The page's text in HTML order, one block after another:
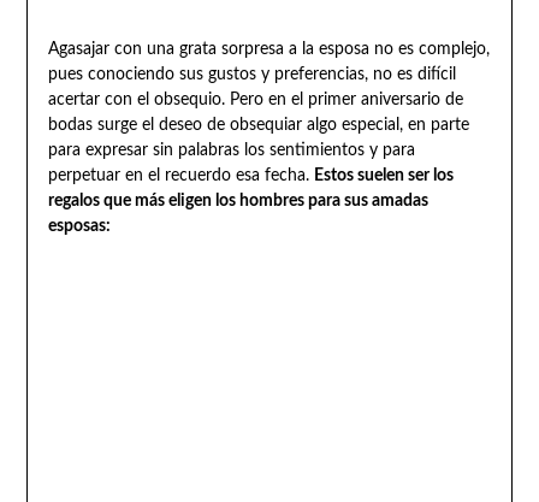
Agasajar con una grata sorpresa a la esposa no es complejo,
pues conociendo sus gustos y preferencias, no es difícil
acertar con el obsequio. Pero en el primer aniversario de
bodas surge el deseo de obsequiar algo especial, en parte
para expresar sin palabras los sentimientos y para
perpetuar en el recuerdo esa fecha. Estos suelen ser los
regalos que más eligen los hombres para sus amadas
esposas: